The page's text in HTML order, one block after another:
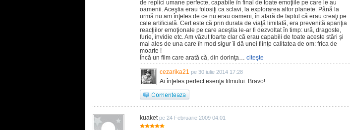
de replici umane perfecte, capabile în final de toate emoţiile pe care le au
oamenii. Aceştia erau folosiţi ca sclavi, la explorarea altor planete. Până la
urmă nu am înţeles de ce nu erau oameni, în afară de faptul că erau creaţi pe
cale artificială. Cert este că prin durata de viaţă limitată, era prevenită apariţia
reacţiilor emoţionale pe care aceştia le-ar fi dezvoltat în timp: ură, dragoste,
furie, invidie etc. Am văzut foarte clar că erau capabili de toate aceste stări şi
mai ales de una care în mod sigur îi dă unei fiinţe calitatea de om: frica de
moarte !
Încă un film care arată că, din dorinţa… citeşte
cezarika21 pe 30 iulie 2014 17:28
Ai înţeles perfect esenţa filmului. Bravo!
kuaket pe 24 Februarie 2009 04:01